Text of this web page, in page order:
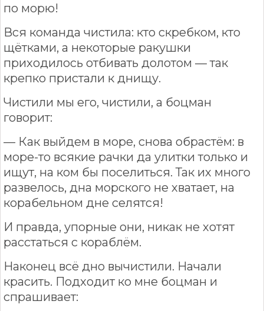
по морю!
Вся команда чистила: кто скребком, кто
щётками, а некоторые ракушки
приходилось отбивать долотом — так
крепко пристали к днищу.
Чистили мы его, чистили, а боцман
говорит:
— Как выйдем в море, снова обрастём: в
море-то всякие рачки да улитки только и
ищут, на ком бы поселиться. Так их много
развелось, дна морского не хватает, на
корабельном дне селятся!
И правда, упорные они, никак не хотят
расстаться с кораблём.
Наконец всё дно вычистили. Начали
красить. Подходит ко мне боцман и
спрашивает: